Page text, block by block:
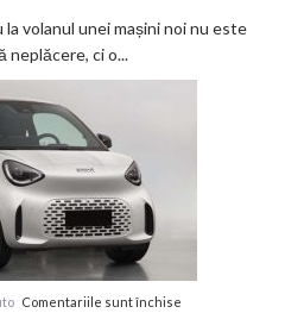
milion
pot
volanul unei mașini noi nu este
neplăcere, ci o...
Comentariile sunt închise